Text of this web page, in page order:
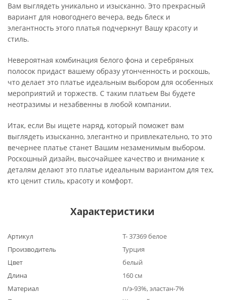
Вам выглядеть уникально и изысканно. Это прекрасный
вариант для новогоднего вечера, ведь блеск и
элегантность этого платья подчеркнут Вашу красоту и
стиль.
Невероятная комбинация белого фона и серебряных
полосок придаст вашему образу утонченность и роскошь,
что делает это платье идеальным выбором для особенных
мероприятий и торжеств. С таким платьем Вы будете
неотразимы и незабвенны в любой компании.
Итак, если Вы ищете наряд, который поможет вам
выглядеть изысканно, элегантно и привлекательно, то это
вечернее платье станет Вашим незаменимым выбором.
Роскошный дизайн, высочайшее качество и внимание к
деталям делают это платье идеальным вариантом для тех,
кто ценит стиль, красоту и комфорт.
Характеристики
Артикул
Т- 37369 белое
Производитель
Турция
Цвет
белый
Длина
160 см
Материал
п/э-93%, эластан-7%